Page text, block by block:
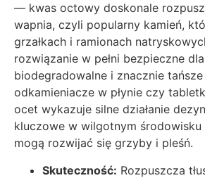
— kwas octowy doskonale
wapnia, czyli popularny kamień,
grzałkach i ramionach
rozwiązanie w pełni bezpieczne
biodegradowalne i znacznie
odkamieniacze w płynie czy
ocet wykazuje silne działanie
kluczowe w wilgotnym
mogą rozwijać się grzyby i pleśń.
Skuteczność: Rozpuszcza